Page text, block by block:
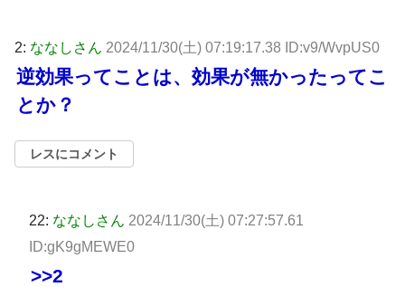
2: ななしさん 2024/11/30(土) 07:19:17.38 ID:v9/WvpUS0
逆効果ってことは、効果が無かったってこ
とか？
レスにコメント
22: ななしさん 2024/11/30(土) 07:27:57.61
ID:gK9gMEWE0
>>2